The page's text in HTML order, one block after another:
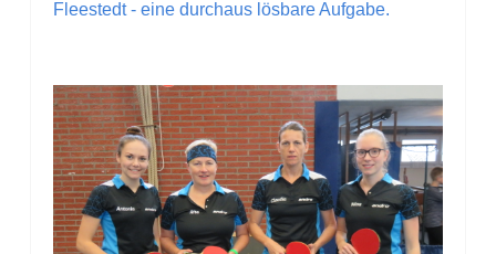
Fleestedt - eine durchaus lösbare Aufgabe.